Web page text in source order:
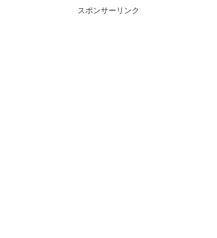
スポンサーリンク